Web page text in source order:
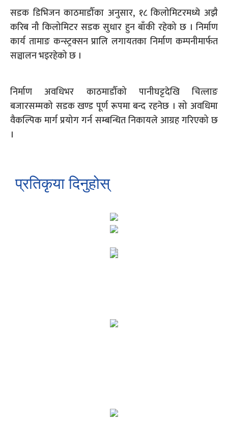
सडक डिभिजन काठमाडौँका अनुसार, १८ किलोमिटरमध्ये अझै
करिब नौ किलोमिटर सडक सुधार हुन बाँकी रहेको छ । निर्माण
कार्य तामाङ कन्स्ट्रक्सन प्रालि लगायतका निर्माण कम्पनीमार्फत
सञ्चालन भइरहेको छ ।
निर्माण अवधिभर काठमाडौँको पानीघट्टदेखि चित्लाङ
बजारसम्मको सडक खण्ड पूर्ण रूपमा बन्द रहनेछ । सो अवधिमा
वैकल्पिक मार्ग प्रयोग गर्न सम्बन्धित निकायले आग्रह गरिएको छ
।
प्रतिकृया दिनुहोस्